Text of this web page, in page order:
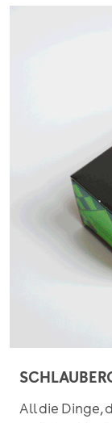
All die Dinge,